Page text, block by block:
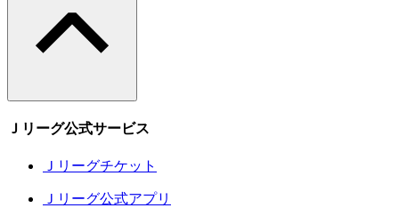
Ｊリーグ公式サービス
Ｊリーグチケット
Ｊリーグ公式アプリ